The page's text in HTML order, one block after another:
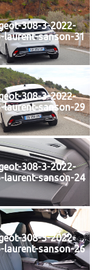
308-3-2022-
laurent-sanson-31
308-3-2022-
laurent-sanson-29
308-3-2022-
laurent-sanson-24
308-3-2022-
laurent-sanson-26